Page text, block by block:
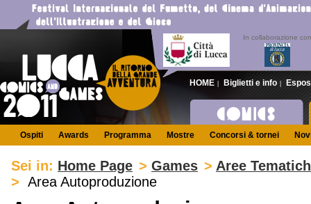
In collaborazione con
HOME | Biglietti e info |
Ospiti Awards Programma Mostre Concorsi & tornei
Sei in: Home Page > Games > Aree
> Area Autoproduzione